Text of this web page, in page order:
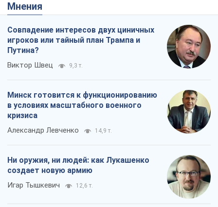
Мнения
Совпадение интересов двух циничных
игроков или тайный план Трампа и
Путина?
Виктор Швец 9,3 т.
Минск готовится к функционированию
в условиях масштабного военного
кризиса
Александр Левченко 14,9 т.
Ни оружия, ни людей: как Лукашенко
создает новую армию
Игар Тышкевич 12,6 т.